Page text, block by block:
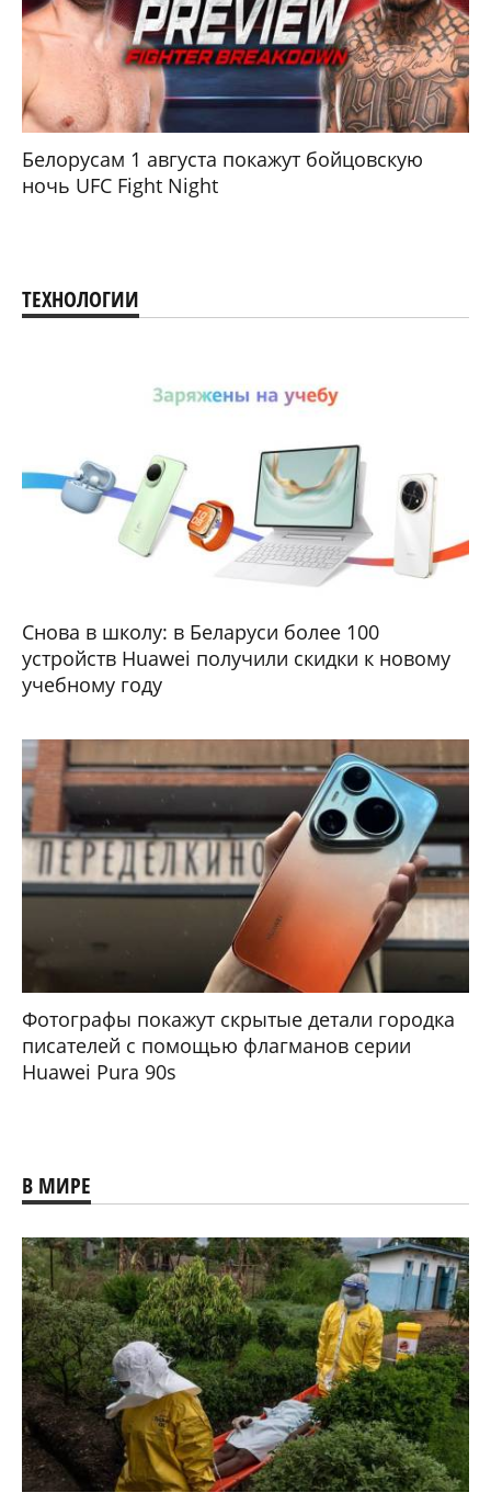
Белорусам 1 августа покажут бойцовскую
ночь UFC Fight Night
ТЕХНОЛОГИИ
Снова в школу: в Беларуси более 100
устройств Huawei получили скидки к новому
учебному году
Фотографы покажут скрытые детали городка
писателей с помощью флагманов серии
Huawei Pura 90s
В МИРЕ